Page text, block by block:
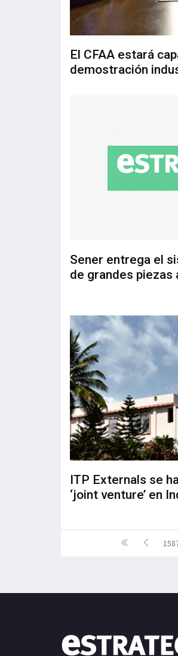
El CFAA estará
demostración
Sener entrega el
de grandes piezas
ITP Externals se
‘joint venture’ en